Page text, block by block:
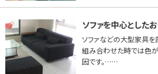
ソファを中心とした
ソファなどの大型家具
組み合わせた時では色が
因です。……